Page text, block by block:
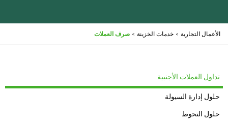
الأعمال التجارية > خدمات الخزينة > صرف العملات
تداول العملات الأجنبية
حلول إدارة السيولة
حلول التحوط